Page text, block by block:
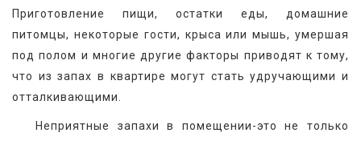
Приготовление пищи, остатки еды, домашние
питомцы, некоторые гости, крыса или мышь, умершая
под полом и многие другие факторы приводят к тому,
что из запах в квартире могут стать удручающими и
отталкивающими.
Неприятные запахи в помещении-это не только